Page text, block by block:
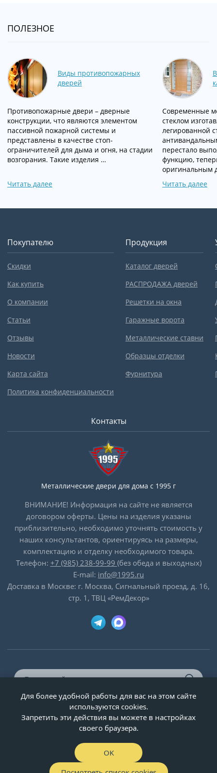
ПОЛЕЗНОЕ
Виды противопожарных
дверей
Противопожарные двери – дверные
конструкции, что являются элементом
пассивной пожарной системы и
представлены в качестве стоп-
ограничителей для дыма и огня, на стадии
возгорания. Такие изделия …
Читать далее
Современные
стеклом
легированной
перестало
функцию,
оригинальным
Читать далее
Покупателю
Скидки
Как купить
О компании
Статьи
Отзывы
Новости
Карта сайта
Политика конфиденциальности
Продукция
Каталог дверей
РАСПРОДАЖА дверей
Решетки на окна
Гаражные ворота
Металлические ставни
Образцы отделки
Фурнитура
Контакты
Металлические двери для дома с 1995 г
ВНИМАНИЕ! Информация на сайте не является
договором оферты. Цены на изделия указаны
приблизительно, необходимо уточнять стоимость у
наших консультантов, ориентируясь на размеры,
комплектацию и отделку необходимого товара.
Телефон: +7 (985) 238-99-99 (без обеда и выходных)
E-mail: info@1995.ru
Доставка в Москве: г. Москва, Сигнальный проезд, д. 16,
стр. 1, ТВЦ «РемДекор»
© ООО «Двери-и-точка», ИНН 5020092947, 1995-2026 г.
Для более удобной работы для вас на этом сайте
используются cookies.
Запретить эти действия вы можете в настройках
своего браузера.
OK